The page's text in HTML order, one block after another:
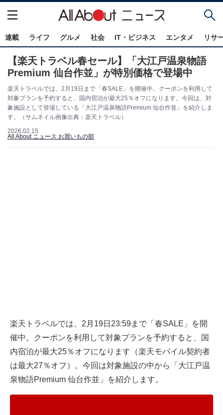
連載 ライフ グルメ 社会 IT・ビジネス エンタメ リサ
【楽天トラベル春セール】「大江戸温泉物語
Premium 仙台作並」が特別価格で登場中
楽天トラベルでは、2月19日まで「春SALE」を開催中。クーポンを利用して
対象プランを予約すると、国内宿泊が最大25％オフになります。今回は、対
象施設として登場している「大江戸温泉物語Premium 仙台作並」を紹介しま
す。（サムネイル画像出典：楽天トラベル）
2026.02.15
All About ニュース お買いもの部
楽天トラベルでは、2月19日23:59まで「春SALE」を開
催中。クーポンを利用して対象プランを予約すると、国
内宿泊が最大25％オフになります（楽天モバイル契約者
は最大27％オフ）。今回は対象施設の中から「大江戸温
泉物語Premium 仙台作並」を紹介します。